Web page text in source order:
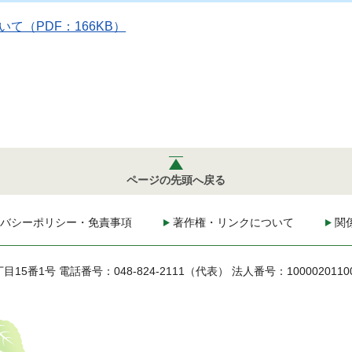
て（PDF：166KB）
ページの先頭へ戻る
シーポリシー・免責事項 著作権・リンクについて 関
目15番1号 電話番号：048-824-2111（代表） 法人番号：